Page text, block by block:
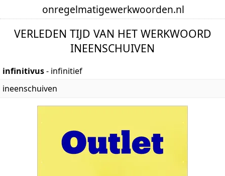
onregelmatigewerkwoorden.nl
VERLEDEN TIJD VAN HET WERKWOORD
INEENSCHUIVEN
infinitivus- infinitief
ineenschuiven